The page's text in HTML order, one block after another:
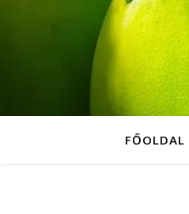
FŐOLDAL